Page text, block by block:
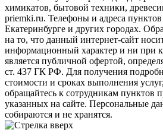
химикатов, бытовой техники,
priemki.ru. Телефоны и адреса
Екатеринбурге и других городах.
на то, что данный интернет-сайт
информационный характер и ни при
является публичной офертой,
ст. 437 ГК РФ. Для получения
стоимости и сроках выполнения
обращайтесь к сотрудникам пунктов
указанных на сайте. Персональные
собираются и не хранятся.